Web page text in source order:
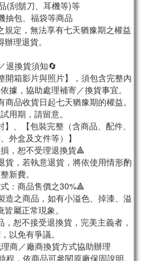
(刮鬍刀、耳機等)等
抽包、福袋等商品
定，無法享有七天猶豫期之權益
辦理退貨。
退換貨須知🔄
開箱影片與照片】，須包含完整內
據，協助處理補寄／換貨事宜。
品收貨日起七天猶豫期的權益。
用期，請留意。
、【包裝完整（含商品、配件、
外盒及文件等）】
，恕不受理退換貨🔺
貨，若執意退貨，將依使用情形酌
新費。
：商品售價之30%🔺
造之商品，如有小溢色、掉漆、溢
皆屬正常現象。
恕不接受退換貨，完美主義者，
以免有爭議。
商／廠商換貨方式協助辦理
，依商品可參閱原廠保固說明。